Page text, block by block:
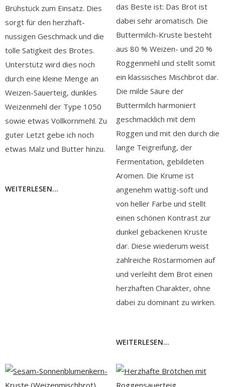
Brühstück zum Einsatz. Dies
sorgt für den herzhaft-
nussigen Geschmack und die
tolle Satigkeit des Brotes.
Unterstütz wird dies noch
durch eine kleine Menge an
Weizen-Sauerteig, dunkles
Weizenmehl der Type 1050
sowie etwas Vollkornmehl. Zu
guter Letzt gebe ich noch
etwas Malz und Butter hinzu.
WEITERLESEN...
das Beste ist: Das Brot ist
dabei sehr aromatisch. Die
Buttermilch-Kruste besteht
aus 80 % Weizen- und 20 %
Roggenmehl und stellt somit
ein klassisches Mischbrot dar.
Die milde Säure der
Buttermilch harmoniert
geschmacklich mit dem
Roggen und mit den durch die
lange Teigreifung, der
Fermentation, gebildeten
Aromen. Die Krume ist
angenehm wattig-soft und
von heller Farbe und stellt
einen schönen Kontrast zur
dunkel gebackenen Kruste
dar. Diese wiederum weist
zahlreiche Röstarmomen auf
und verleiht dem Brot einen
herzhaften Charakter, ohne
dabei zu dominant zu wirken.
WEITERLESEN...